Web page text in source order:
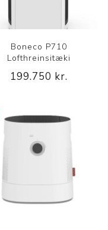
Boneco P710
Lofthreinsitæki
199.750 kr.